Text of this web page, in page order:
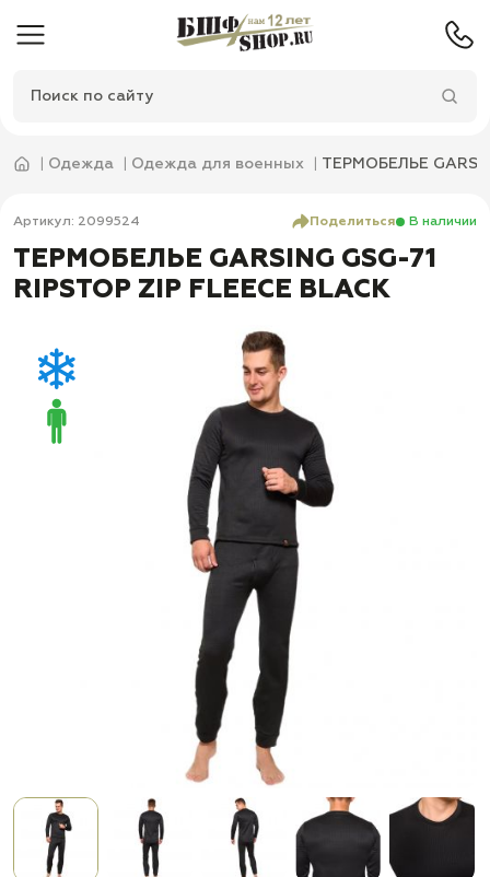
Одежда Одежда для военных ТЕРМОБЕЛЬЕ
Артикул: 2099524 Поделиться В наличии
ТЕРМОБЕЛЬЕ GARSING GSG-71
RIPSTOP ZIP FLEECE BLACK